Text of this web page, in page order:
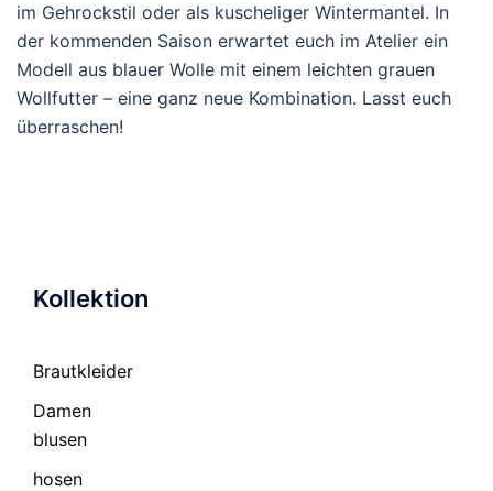
im Gehrockstil oder als kuscheliger Wintermantel. In
der kommenden Saison erwartet euch im Atelier ein
Modell aus blauer Wolle mit einem leichten grauen
Wollfutter – eine ganz neue Kombination. Lasst euch
überraschen!
Kollektion
Brautkleider
Damen
blusen
hosen